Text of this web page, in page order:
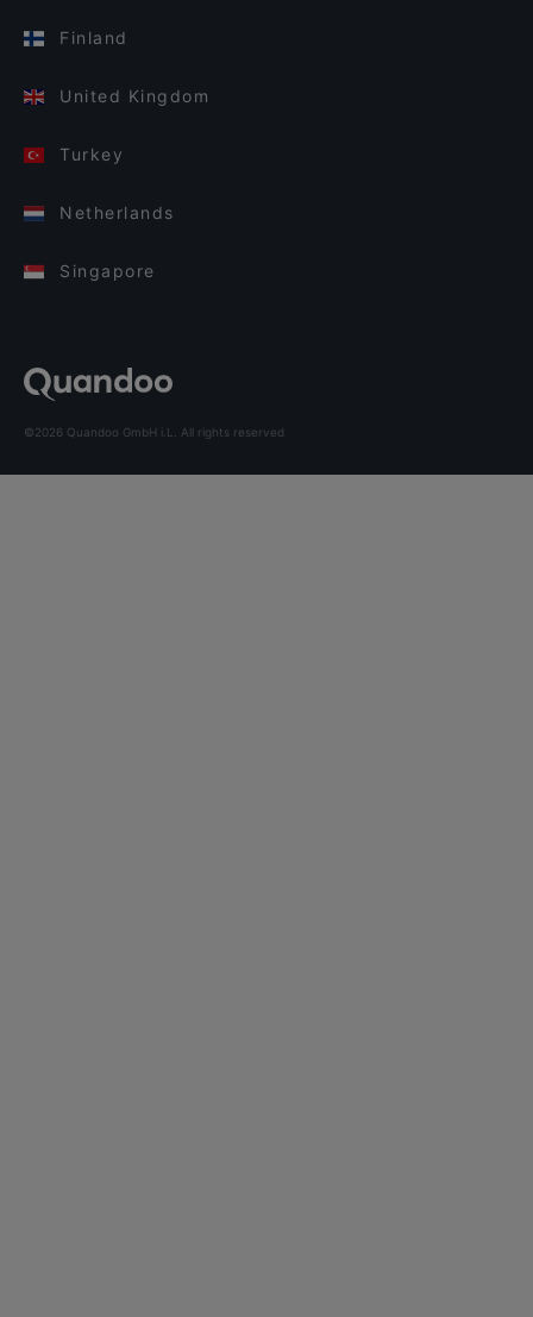
Finland
United Kingdom
Turkey
Netherlands
Singapore
©2026 Quandoo GmbH i.L. All rights reserved